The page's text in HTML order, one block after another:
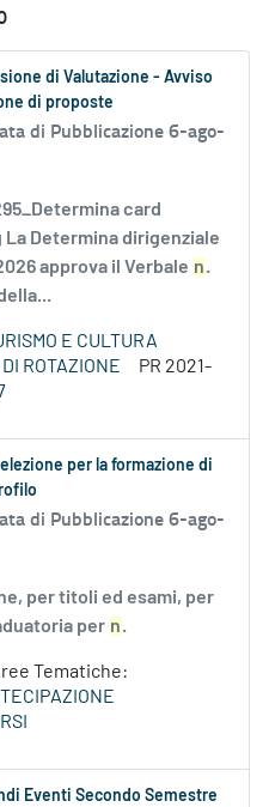
di Valutazione - Avviso
di proposte
di Pubblicazione 6-ago-
card
La Determina dirigenziale
approva il Verbale n.
E CULTURA
DI ROTAZIONE
PR 2021-
per la formazione di
di Pubblicazione 6-ago-
per titoli ed esami, per
per n.
Tematiche:
Eventi Secondo Semestre